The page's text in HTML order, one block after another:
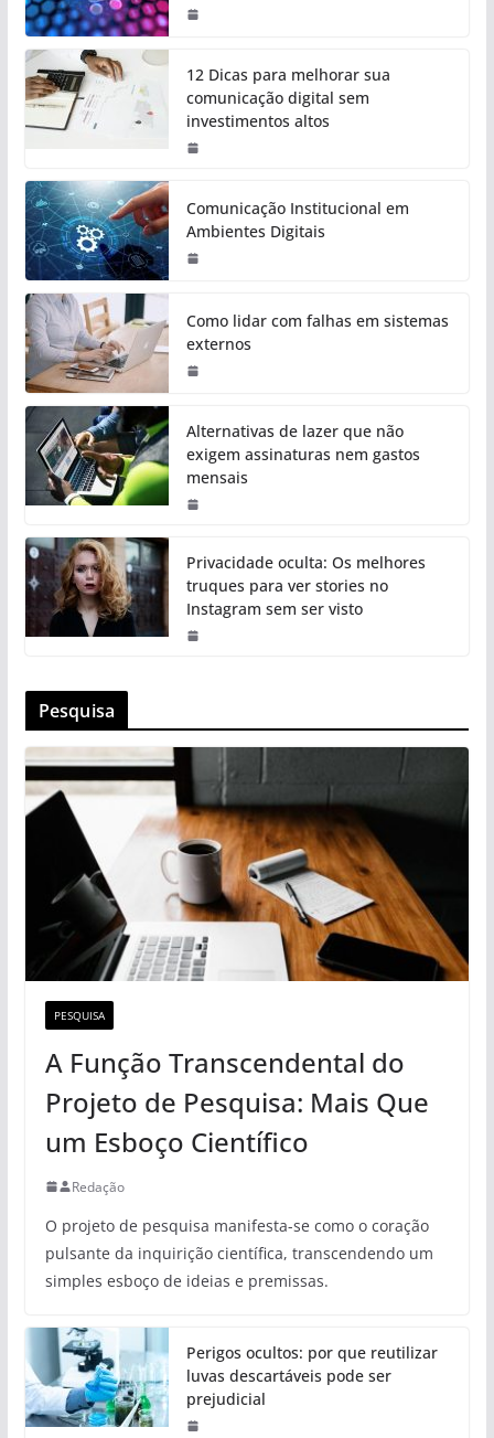
12 Dicas para melhorar sua
comunicação digital sem
investimentos altos
Comunicação Institucional em
Ambientes Digitais
Como lidar com falhas em sistemas
externos
Alternativas de lazer que não
exigem assinaturas nem gastos
mensais
Privacidade oculta: Os melhores
truques para ver stories no
Instagram sem ser visto
Pesquisa
PESQUISA
A Função Transcendental do
Projeto de Pesquisa: Mais Que
um Esboço Científico
Redação
O projeto de pesquisa manifesta-se como o coração
pulsante da inquirição científica, transcendendo um
simples esboço de ideias e premissas.
Perigos ocultos: por que reutilizar
luvas descartáveis pode ser
prejudicial